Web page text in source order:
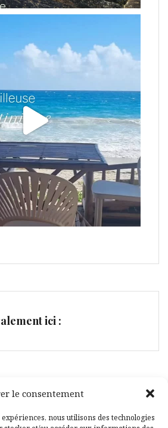
le consentement
nous utilisons des technologies
ici :